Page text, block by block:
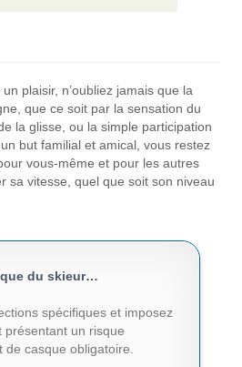
plaisir, n’oubliez jamais que la
que ce soit par la sensation du
la glisse, ou la simple participation
but familial et amical, vous restez
vous-même et pour les autres
sa vitesse, quel que soit son niveau
du skieur…
spécifiques et imposez
présentant un risque
de casque obligatoire.